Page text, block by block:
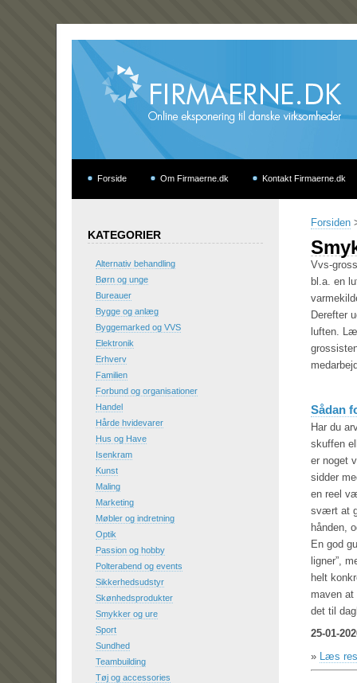
Forside Om Firmaerne.dk Kontakt Firmaerne.dk
Forsiden
Vvs-
bl.a. en
Derefter
luften.
Sådan
Har du
skuffen
er noget
sidder
en reel
svært at
hånden,
En god
ligner”,
helt
maven at
det til
25-01-
» Læs
KATEGORIER
Alternativ behandling
Børn og unge
Bureauer
Bygge og anlæg
Byggemarked og VVS
Elektronik
Erhverv
Familien
Forbund og organisationer
Handel
Hårde hvidevarer
Hus og Have
Isenkram
Kunst
Maling
Marketing
Møbler og indretning
Optik
Passion og hobby
Polterabend og events
Sikkerhedsudstyr
Skønhedsprodukter
Smykker og ure
Sport
Sundhed
Teambuilding
Tøj og accessories